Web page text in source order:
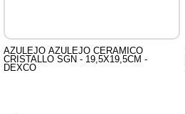
AZULEJO AZULEJO CERAMICO
CRISTALLO SGN - 19,5X19,5CM -
DEXCO